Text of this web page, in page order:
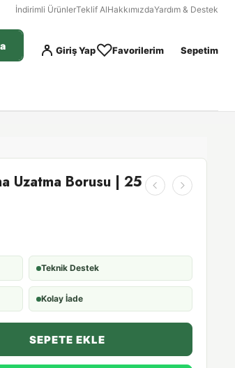
İndirimli ÜrünlerTeklif AlHakkımızdaYardım & Destek
Giriş Yap Favorilerim Sepetim
Uzatma Borusu | 25
Teknik Destek
Kolay İade
SEPETE EKLE